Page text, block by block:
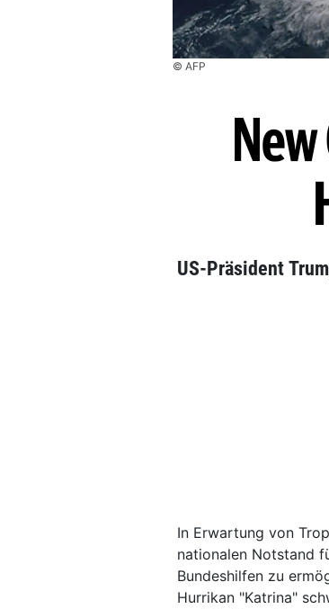
© AFP
US-Präsident
In Erwartung von
nationalen Notstand
Bundeshilfen zu
Hurrikan "Katrina"